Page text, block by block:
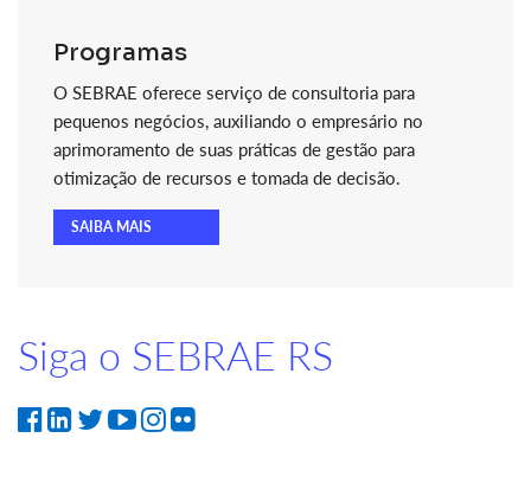
Programas
O SEBRAE oferece serviço de consultoria para
pequenos negócios, auxiliando o empresário no
aprimoramento de suas práticas de gestão para
otimização de recursos e tomada de decisão.
SAIBA MAIS
Siga o SEBRAE RS